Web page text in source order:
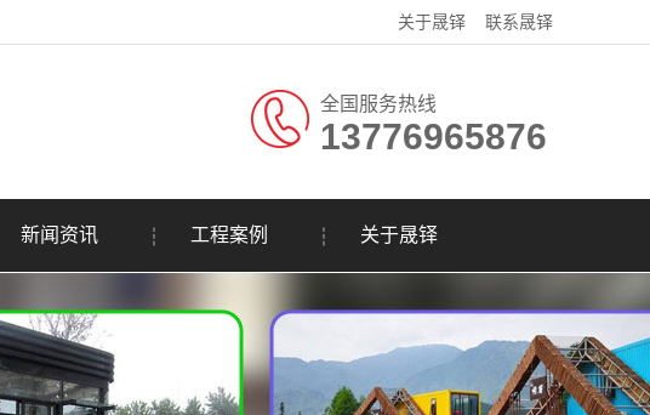
关于晟铎 联系晟铎
全国服务热线
13776965876
新闻资讯 工程案例 关于晟铎